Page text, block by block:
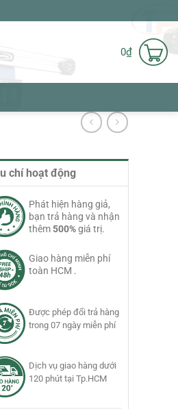
0₫
chí hoạt động
Phát hiện hàng giả,
bạn trả hàng và nhận
thêm500%giá trị.
Giao hàng miễn phí
toàn HCM .
Được phép đổi trả hàng
trong 07 ngày miễn phí
Dịch vụ giao hàng dưới
120 phút tại Tp.HCM